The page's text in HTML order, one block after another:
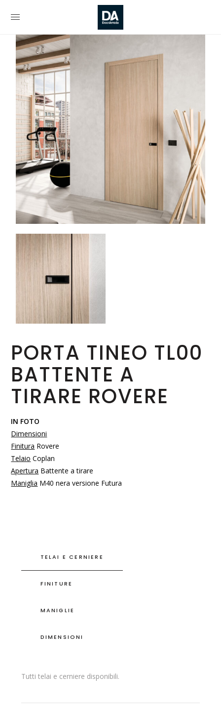
PORTA TINEO TL00
BATTENTE A
TIRARE ROVERE
IN FOTO
Dimensioni
Finitura Rovere
Telaio Coplan
Apertura Battente a tirare
Maniglia M40 nera versione Futura
TELAI E CERNIERE
FINITURE
MANIGLIE
DIMENSIONI
Tutti telai e cerniere disponibili.